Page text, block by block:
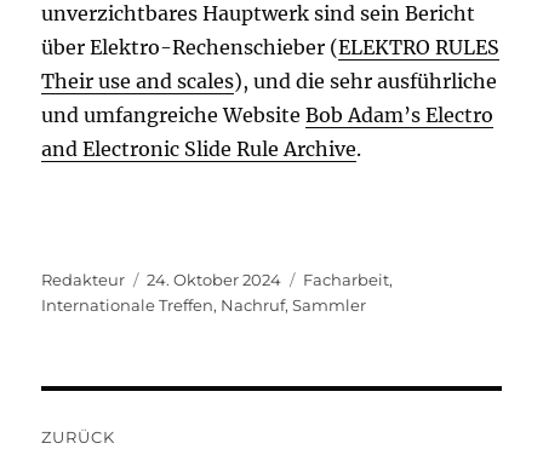
unverzichtbares Hauptwerk sind sein Bericht
über Elektro-Rechenschieber (ELEKTRO RULES
Their use and scales), und die sehr ausführliche
und umfangreiche WebsiteBob Adam’s Electro
and Electronic Slide Rule Archive.
Autor
Redakteur
Veröffentlicht
am
24. Oktober 2024 Kategorien
Facharbeit,
Internationale Treffen, Nachruf,Sammler
ZURÜCK